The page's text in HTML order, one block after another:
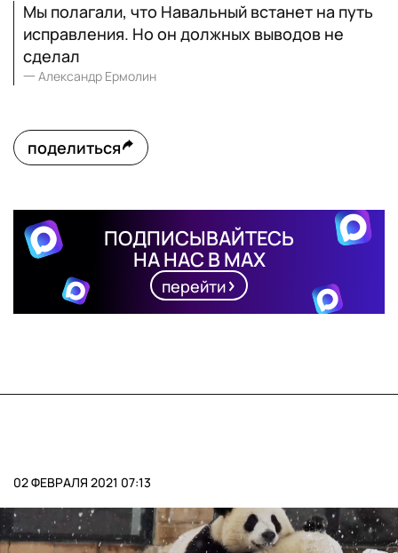
Мы полагали, что Навальный встанет на путь
исправления. Но он должных выводов не
сделал
一 Александр Ермолин
поделиться
ПОДПИСЫВАЙТЕСЬ
НА НАС В MAX
перейти
02 ФЕВРАЛЯ 2021 07:13